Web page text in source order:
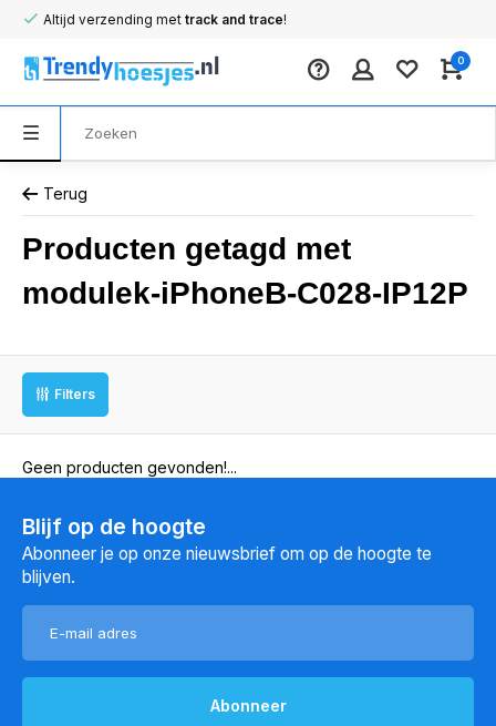
Altijd verzending met track and trace!
0
Terug
Producten getagd met
modulek-iPhoneB-C028-IP12P
Filters
Geen producten gevonden!...
Blijf op de hoogte
Abonneer je op onze nieuwsbrief om op de hoogte te
blijven.
Abonneer